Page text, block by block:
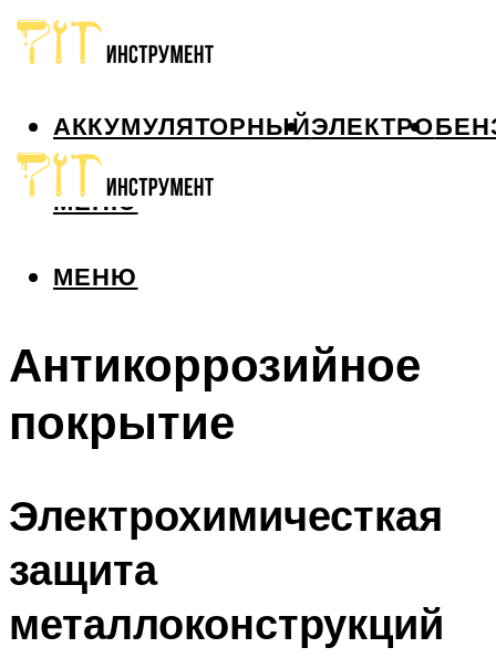
АККУМУЛЯТОРНЫЙЭЛЕКТРО
МЕНЮ
МЕНЮ
Антикоррозийное
покрытие
Электрохимичесткая
защита
металлоконструкций